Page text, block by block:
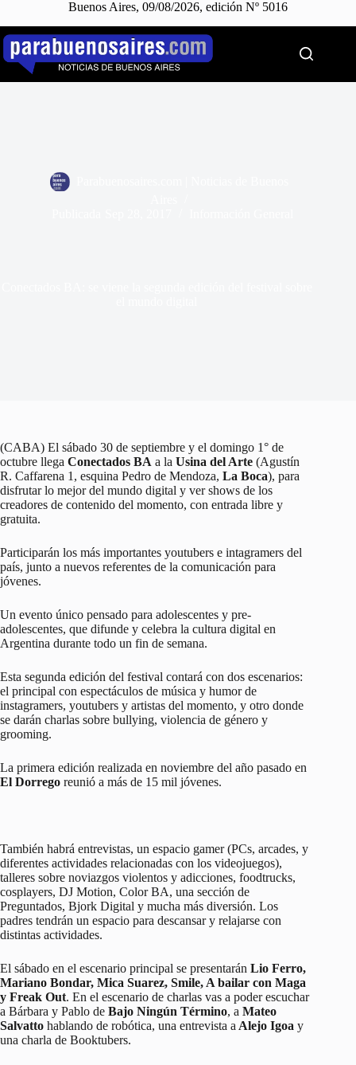
Buenos Aires, 09/08/2026, edición Nº 5016
Saltar
contenido
(CABA) El sábado 30 de septiembre y el domingo 1° de
octubre llega Conectados BA a la Usina del Arte (Agustín
R. Caffarena 1, esquina Pedro de Mendoza, La Boca), para
disfrutar lo mejor del mundo digital y ver shows de los
creadores de contenido del momento, con entrada libre y
gratuita.
Participarán los más importantes youtubers e intagramers del
país, junto a nuevos referentes de la comunicación para
jóvenes.
Un evento único pensado para adolescentes y pre-
adolescentes, que difunde y celebra la cultura digital en
Argentina durante todo un fin de semana.
Esta segunda edición del festival contará con dos escenarios:
el principal con espectáculos de música y humor de
instagramers, youtubers y artistas del momento, y otro donde
se darán charlas sobre bullying, violencia de género y
grooming.
La primera edición realizada en noviembre del año pasado en
El Dorrego reunió a más de 15 mil jóvenes.
También habrá entrevistas, un espacio gamer (PCs, arcades, y
diferentes actividades relacionadas con los videojuegos),
talleres sobre noviazgos violentos y adicciones, foodtrucks,
cosplayers, DJ Motion, Color BA, una sección de
Preguntados, Bjork Digital y mucha más diversión. Los
padres tendrán un espacio para descansar y relajarse con
distintas actividades.
El sábado en el escenario principal se presentarán Lio Ferro,
Mariano Bondar, Mica Suarez, Smile, A bailar con Maga
y Freak Out. En el escenario de charlas vas a poder escuchar
a Bárbara y Pablo de Bajo Ningún Término, a Mateo
Salvatto hablando de robótica, una entrevista a Alejo Igoa y
una charla de Booktubers.